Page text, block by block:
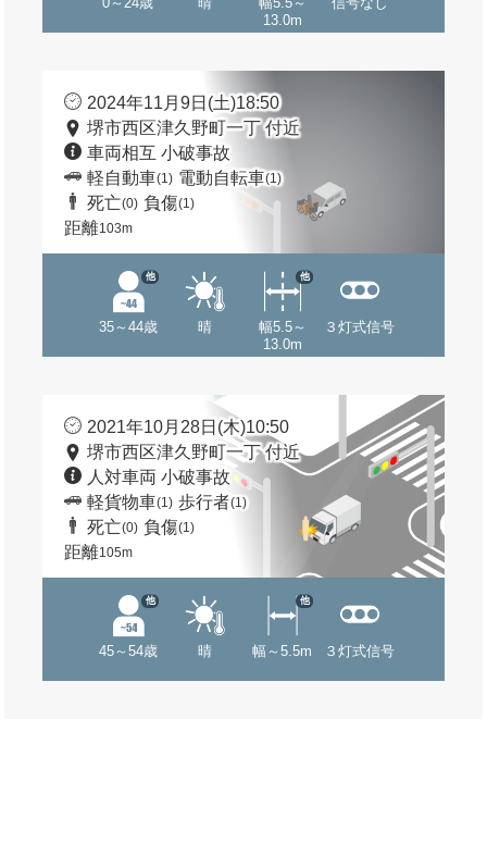
13.0m
2024年11月9日(土)18:50
堺市西区津久野町一丁 付近
車両相互 小破事故
軽自動車(1) 電動自転車(1)
死亡(0) 負傷(1)
距離103m
35～44歳
他
晴
幅5.5～
13.0m
他
３灯式信号
2021年10月28日(木)10:50
堺市西区津久野町一丁 付近
人対車両 小破事故
軽貨物車(1) 歩行者(1)
死亡(0) 負傷(1)
距離105m
45～54歳
他
晴 幅～5.5m
他
３灯式信号